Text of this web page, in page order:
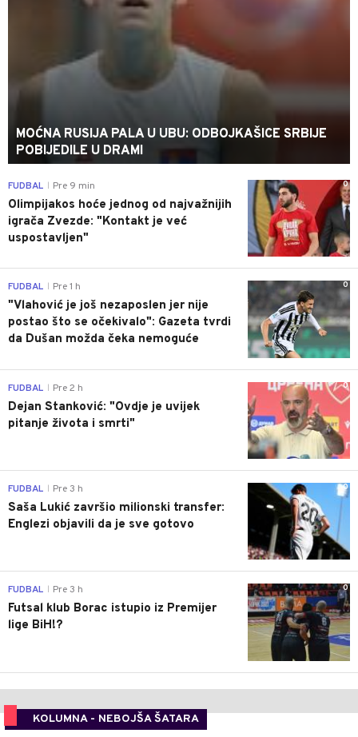
MOĆNA RUSIJA PALA U UBU: ODBOJKAŠICE SRBIJE
POBIJEDILE U DRAMI
0
FUDBAL Pre 9 min
Olimpijakos hoće jednog od najvažnijih
igrača Zvezde: "Kontakt je već
uspostavljen"
0
FUDBAL Pre 1 h
"Vlahović je još nezaposlen jer nije
postao što se očekivalo": Gazeta tvrdi
da Dušan možda čeka nemoguće
0
FUDBAL Pre 2 h
Dejan Stanković: "Ovdje je uvijek
pitanje života i smrti"
0
FUDBAL Pre 3 h
Saša Lukić završio milionski transfer:
Englezi objavili da je sve gotovo
0
FUDBAL Pre 3 h
Futsal klub Borac istupio iz Premijer
lige BiH!?
KOLUMNA - NEBOJŠA ŠATARA